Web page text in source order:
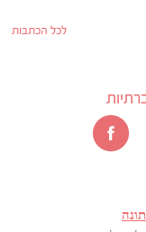
לכל הכתבות